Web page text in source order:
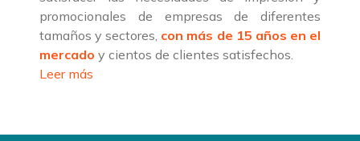
promocionales de empresas de diferentes
tamaños y sectores, con más de 15 años en el
mercado y cientos de clientes satisfechos.
Leer más